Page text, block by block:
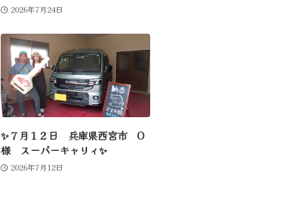
2026年7月24日
✨７月１２日 兵庫県西宮市 O
様 スーパーキャリィ✨
2026年7月12日